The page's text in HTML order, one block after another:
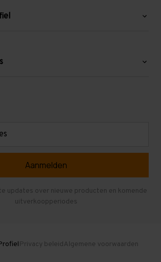
updates over nieuwe producten en komende
uitverkoopperiodes
Privacy beleidAlgemene voorwaarden